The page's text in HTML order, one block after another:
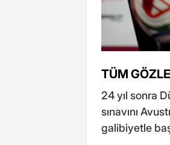
TÜM
24 yıl sonra
sınavını
galibiyetle